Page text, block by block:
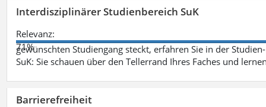
Interdisziplinärer Studienbereich SuK
Relevanz:
71%
gewünschten Studiengang steckt, erfahren Sie in der
SuK: Sie schauen über den Tellerrand Ihres Faches und
Barrierefreiheit